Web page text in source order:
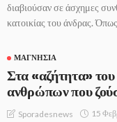
διαβιούσαν σε άσχημες
κατοικίας του άνδρας.
ΜΑΓΝΗΣΊΑ
Στα «αζήτητα»
ανθρώπων που
Sporadesnews 15